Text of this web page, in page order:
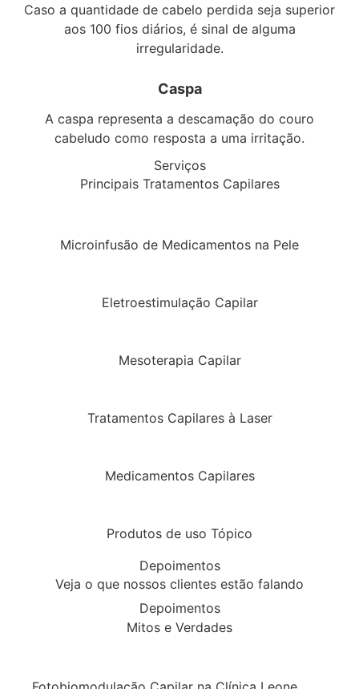
Caso a quantidade de cabelo perdida seja superior
aos 100 fios diários, é sinal de alguma
irregularidade.
Caspa
A caspa representa a descamação do couro
cabeludo como resposta a uma irritação.
Serviços
Principais Tratamentos Capilares
Microinfusão de Medicamentos na Pele
Eletroestimulação Capilar
Mesoterapia Capilar
Tratamentos Capilares à Laser
Medicamentos Capilares
Produtos de uso Tópico
Depoimentos
Veja o que nossos clientes estão falando
Depoimentos
Mitos e Verdades